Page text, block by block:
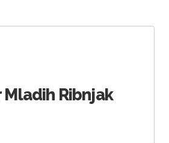
Mladih Ribnjak